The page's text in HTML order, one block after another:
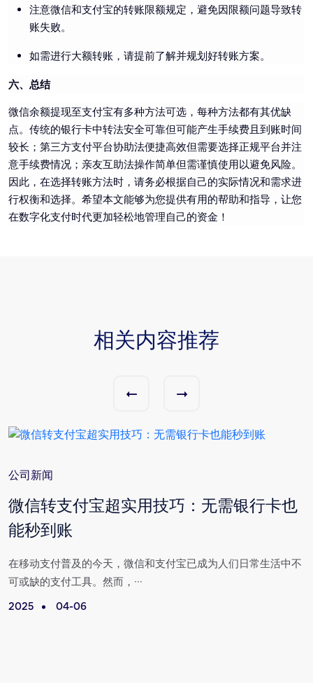
注意微信和支付宝的转账限额规定，避免因限额问题导致转
账失败。
如需进行大额转账，请提前了解并规划好转账方案。
六、总结
微信余额提现至支付宝有多种方法可选，每种方法都有其优缺
点。传统的银行卡中转法安全可靠但可能产生手续费且到账时间
较长；第三方支付平台协助法便捷高效但需要选择正规平台并注
意手续费情况；亲友互助法操作简单但需谨慎使用以避免风险。
因此，在选择转账方法时，请务必根据自己的实际情况和需求进
行权衡和选择。希望本文能够为您提供有用的帮助和指导，让您
在数字化支付时代更加轻松地管理自己的资金！
相关内容推荐
公司新闻
微信转支付宝超实用技巧：无需银行卡也
能秒到账
在移动支付普及的今天，微信和支付宝已成为人们日常生活中不
可或缺的支付工具。然而，···
2025 04-06